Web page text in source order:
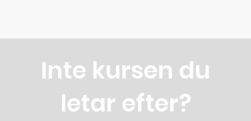
Inte kursen du
letar efter?